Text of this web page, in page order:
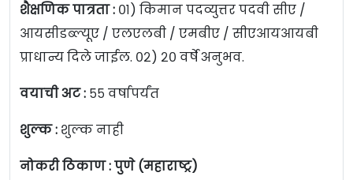
शैक्षणिक पात्रता : ०१) किमान पदव्युत्तर पदवी सीए /
आयसीडब्ल्यूए / एलएलबी / एमबीए / सीएआयआयबी
प्राधान्य दिले जाईल. ०२) २० वर्षे अनुभव.
वयाची अट : ५५ वर्षापर्यंत
शुल्क : शुल्क नाही
नोकरी ठिकाण : पुणे (महाराष्ट्र)